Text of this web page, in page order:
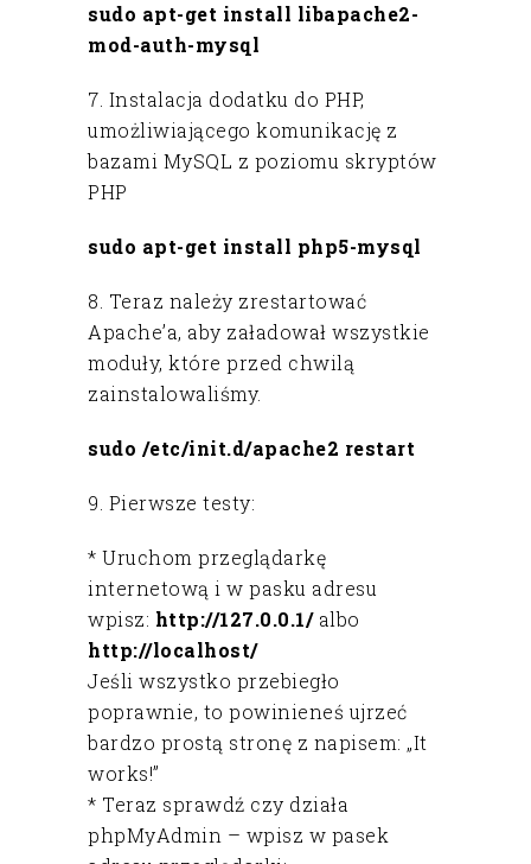
sudo apt-get install libapache2-
mod-auth-mysql
7. Instalacja dodatku do PHP,
umożliwiającego komunikację z
bazami MySQL z poziomu skryptów
PHP
sudo apt-get install php5-mysql
8. Teraz należy zrestartować
Apache’a, aby załadował wszystkie
moduły, które przed chwilą
zainstalowaliśmy.
sudo /etc/init.d/apache2 restart
9. Pierwsze testy:
* Uruchom przeglądarkę
internetową i w pasku adresu
wpisz: http://127.0.0.1/ albo
http://localhost/
Jeśli wszystko przebiegło
poprawnie, to powinieneś ujrzeć
bardzo prostą stronę z napisem: „It
works!”
* Teraz sprawdź czy działa
phpMyAdmin – wpisz w pasek